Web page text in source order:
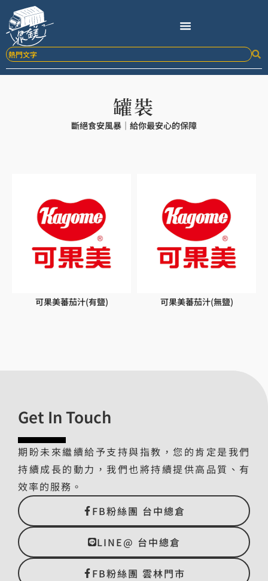
要
內
罐裝
斷絕食安風暴｜給你最安心的保障
可果美蕃茄汁(有鹽) 可果美蕃茄汁(無鹽)
Get In Touch
期盼未來繼續給予支持與指教，您的肯定是我們
持續成長的動力，我們也將持續提供高品質、有
效率的服務。
FB粉絲團 台中總倉
LINE@ 台中總倉
FB粉絲團 雲林門市